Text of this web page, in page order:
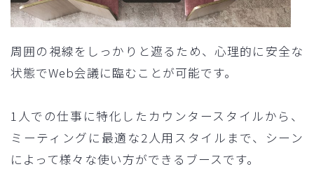
周囲の視線をしっかりと遮るため、心理的に安全な
状態でWeb会議に臨むことが可能です。
1人での仕事に特化したカウンタースタイルから、
ミーティングに最適な2人用スタイルまで、シーン
によって様々な使い方ができるブースです。